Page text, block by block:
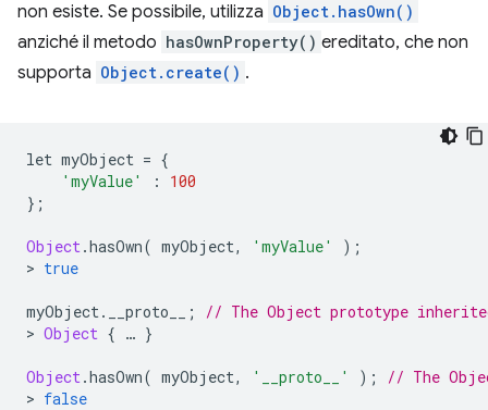
non esiste. Se possibile, utilizza Object.hasOwn()
anziché il metodo hasOwnProperty() ereditato, che non
supporta Object.create() .
let myObject = {
'myValue'
:
100
};
Object.hasOwn( myObject, 'myValue'
);
> true
myObject. __proto__ ;
// The Object prototype
> Object { … }
Object.hasOwn( myObject, '__proto__' );
// The
> false